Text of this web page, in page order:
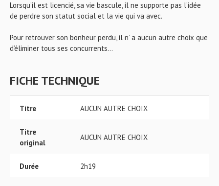
Lorsqu’il est licencié, sa vie bascule, il ne supporte pas l’idée
de perdre son statut social et la vie qui va avec.
Pour retrouver son bonheur perdu, il n’ a aucun autre choix que
d’éliminer tous ses concurrents…
FICHE TECHNIQUE
Titre AUCUN AUTRE CHOIX
Titre
original
AUCUN AUTRE CHOIX
Durée 2h19